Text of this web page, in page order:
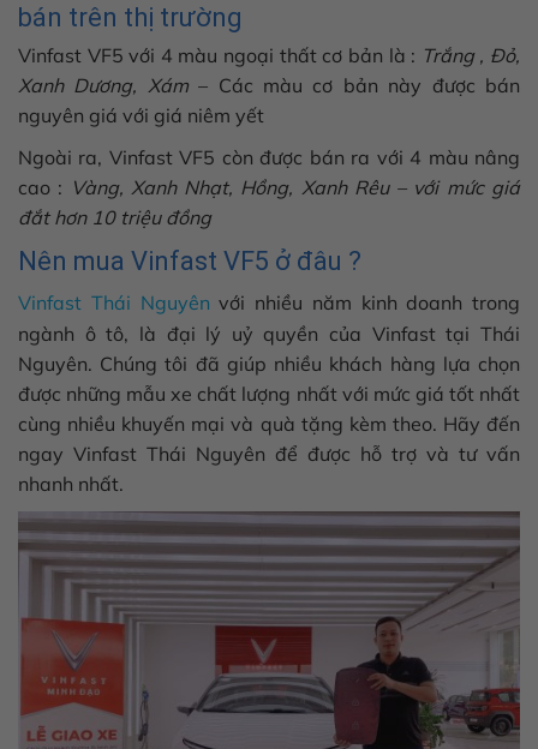
bán trên thị trường
Vinfast VF5 với 4 màu ngoại thất cơ bản là : Trắng , Đỏ,
Xanh Dương, Xám– Các màu cơ bản này được bán
nguyên giá với giá niêm yết
Ngoài ra, Vinfast VF5 còn được bán ra với 4 màu nâng
cao : Vàng, Xanh Nhạt, Hồng, Xanh Rêu – với mức giá
đắt hơn 10 triệu đồng
Nên mua Vinfast VF5 ở đâu ?
Vinfast Thái Nguyênvới nhiều năm kinh doanh trong
ngành ô tô, là đại lý uỷ quyền của Vinfast tại Thái
Nguyên. Chúng tôi đã giúp nhiều khách hàng lựa chọn
được những mẫu xe chất lượng nhất với mức giá tốt nhất
cùng nhiều khuyến mại và quà tặng kèm theo. Hãy đến
ngay Vinfast Thái Nguyên để được hỗ trợ và tư vấn
nhanh nhất.